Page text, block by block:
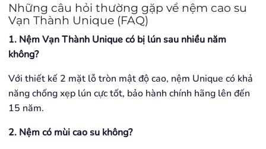
Những câu hỏi thường gặp về nệm cao su
Vạn Thành Unique (FAQ)
1. Nệm Vạn Thành Unique có bị lún sau nhiều năm
không?
Với thiết kế 2 mặt lỗ tròn mật độ cao, nệm Unique có khả
năng chống xẹp lún cực tốt, bảo hành chính hãng lên đến
15 năm.
2. Nệm có mùi cao su không?